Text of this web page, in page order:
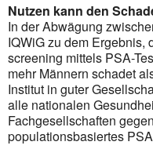
Nutzen kann den
In der Abwägung
IQWiG zu dem
screening mittels PSA-
mehr Männern schadet
Institut in guter
alle nationalen
Fachgesellschaften
populationsbasiertes